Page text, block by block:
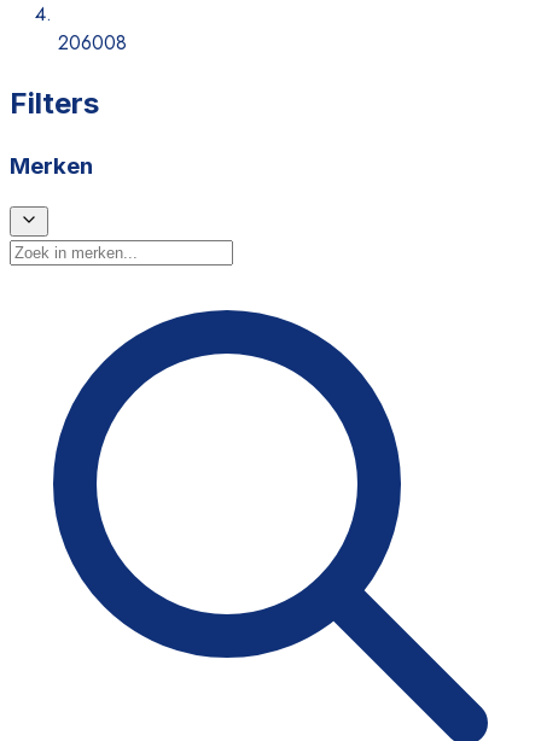
206008
Filters
Merken